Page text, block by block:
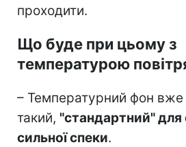
проходити.
Що буде при цьому з
температурою
– Температурний фон вже
такий, "стандартний" для
сильної спеки.